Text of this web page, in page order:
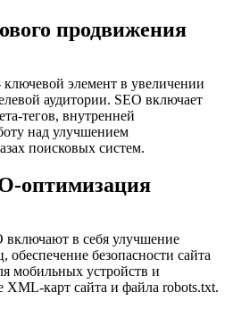
продвижения
элемент в увеличении
аудитории. SEO включает
тегов, внутренней
над улучшением
поисковых систем.
оптимизация
включают в себя улучшение
обеспечение безопасности сайта
мобильных устройств и
XML-карт сайта и файла robots.txt.